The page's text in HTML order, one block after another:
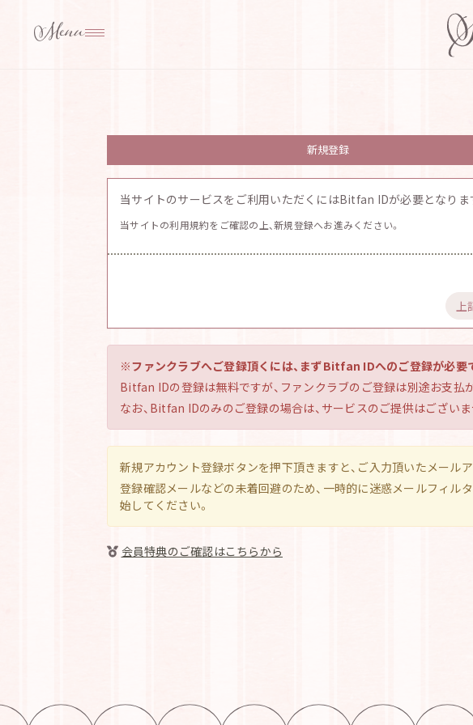
新規登録
当サイトのサービスをご利用いただくにはBitfan IDが必要となりま
当サイトの利用規約をご確認の上、新規登録へお進みください。
上
※ファンクラブへご登録頂くには、まずBitfan IDへのご登録が必要
Bitfan IDの登録は無料ですが、ファンクラブのご登録は別途お支払
なお、Bitfan IDのみのご登録の場合は、サービスのご提供はござい
新規アカウント登録ボタンを押下頂きますと、ご入力頂いたメール
登録確認メールなどの未着回避のため、一時的に迷惑メールフィル
始してください。
会員特典のご確認はこちらから